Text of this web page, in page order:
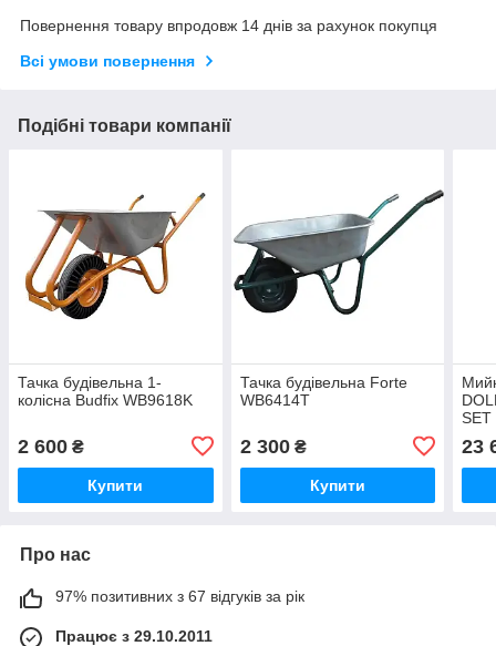
Повернення товару впродовж 14 днів за рахунок покупця
Всі умови повернення
Подібні товари компанії
Тачка будівельна 1-
колісна Budfix WB9618K
2 600 ₴
Купити
Тачка будівельна Forte
WB6414T
2 300₴
Купити
SET
23
Про нас
97% позитивних з 67 відгуків за рік
Працює з 29.10.2011